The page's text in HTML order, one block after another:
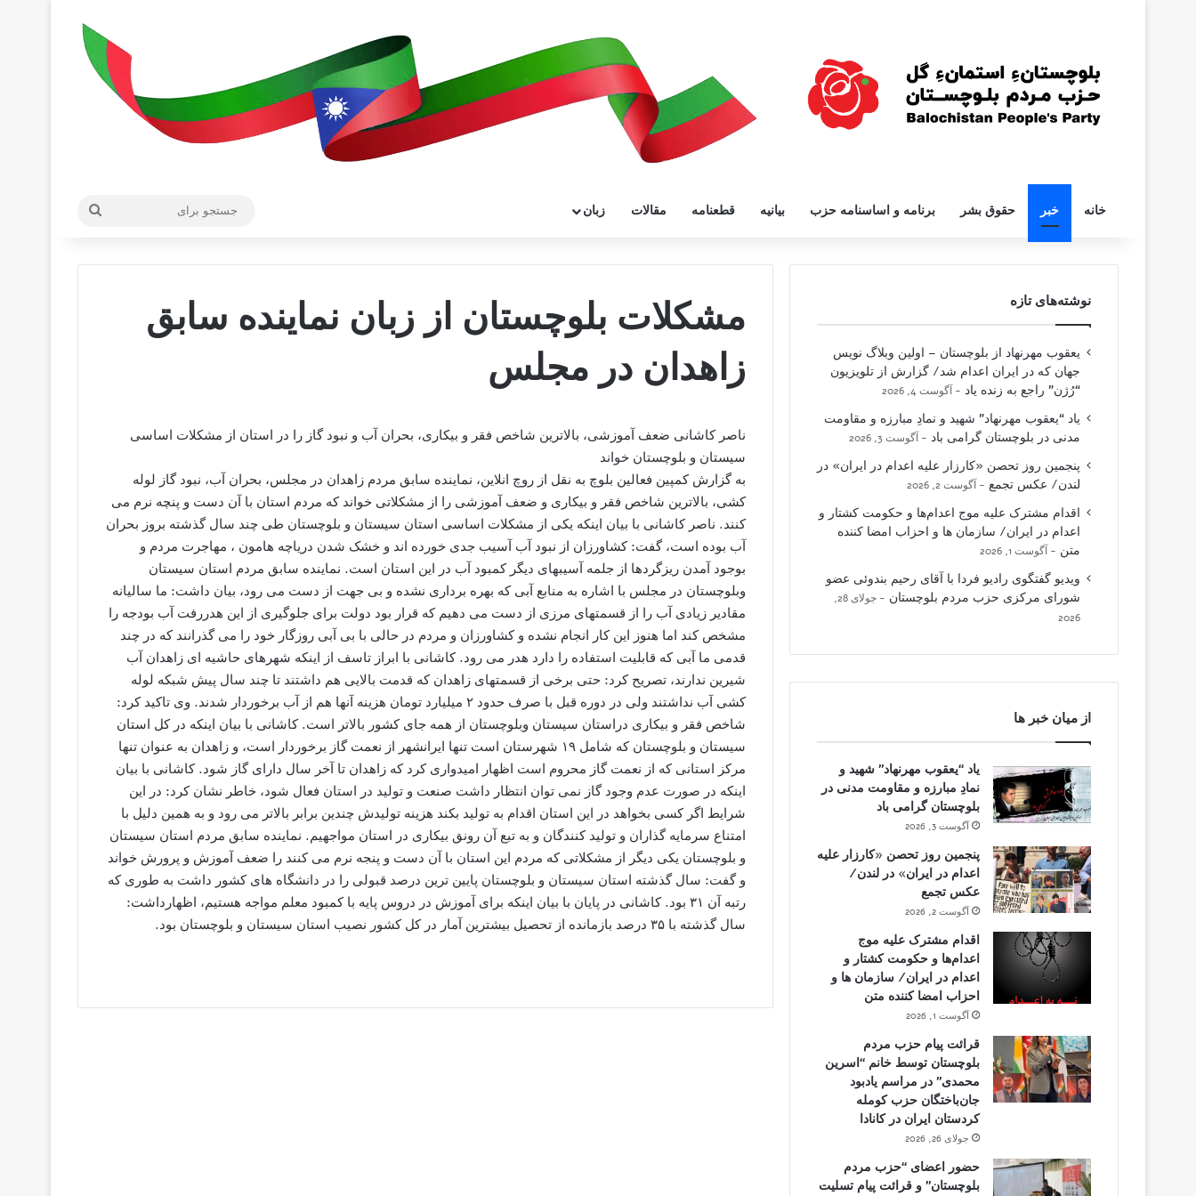
خانه خبر حقوق بشر برنامه و اساسنامه حزب بیانیه قطعنامه مقالات زبان
مشکلات بلوچستان از زبان نماینده سابق
زاهدان در مجلس
ناصر کاشانی ضعف آموزشی، بالاترین شاخص فقر و بیکاری، بحران آب و نبود گاز را در استان از مشکلات اساسی
سیستان و بلوچستان خواند
به گزارش کمپین فعالین بلوچ به نقل از روچ انلاین، نماینده سابق مردم زاهدان در مجلس، بحران آب، نبود گاز لوله
کشی، بالاترین شاخص فقر و بیکاری و ضعف آموزشی را از مشکلاتی خواند که مردم استان با آن دست و پنچه نرم می
کنند. ناصر کاشانی با بیان اینکه یکی از مشکلات اساسی استان سیستان و بلوچستان طی چند سال گذشته بروز بحران
آب بوده است، گفت: کشاورزان از نبود آب آسیب جدی خورده اند و خشک شدن دریاچه هامون ، ‌مهاجرت مردم و
بوجود آمدن ریزگردها از جلمه آسیبهای دیگر کمبود آب در این استان است. نماینده سابق مردم استان سیستان
وبلوچستان در مجلس با اشاره به منابع آبی که بهره برداری نشده و بی جهت از دست می رود، بیان داشت: ما سالیانه
مقادیر زیادی آب را از قسمتهای مرزی از دست می دهیم که قرار بود دولت برای جلوگیری از این هدررفت آب بودجه را
مشخص کند اما هنوز این کار انجام نشده و کشاورزان و مردم در حالی با بی آبی روزگار خود را می گذرانند که در چند
قدمی ما آبی که قابلیت استفاده را دارد هدر می رود. کاشانی با ابراز تاسف از اینکه شهرهای حاشیه ای زاهدان آب
شیرین ندارند، تصریح کرد: حتی برخی از قسمتهای زاهدان که قدمت بالایی هم داشتند تا چند سال پیش شبکه لوله
کشی آب نداشتند ولی در دوره قبل با صرف حدود ۲ میلیارد تومان هزینه آنها هم از آب برخوردار شدند. وی تاکید کرد:
شاخص فقر و بیکاری دراستان سیستان وبلوچستان از همه جای کشور بالاتر است. کاشانی با بیان اینکه در کل استان
سیستان و بلوچستان که شامل ۱۹ شهرستان است تنها ایرانشهر از نعمت گاز برخوردار است، و زاهدان به عنوان تنها
مرکز استانی که از نعمت گاز محروم است اظهار امیدواری کرد که زاهدان تا آخر سال دارای گاز شود. کاشانی با بیان
اینکه در صورت عدم وجود گاز نمی توان انتظار داشت صنعت و تولید در استان فعال شود، خاطر نشان کرد: در این
شرایط اگر کسی بخواهد در این استان اقدام به تولید بکند هزینه تولیدش چندین برابر بالاتر می رود و به همین دلیل با
امتناع سرمایه گذاران و تولید کنندگان و به تبع آن رونق بیکاری در استان مواجهیم. نماینده سابق مردم استان سیستان
و بلوچستان یکی دیگر از مشکلاتی که مردم این استان با آن دست و پنجه نرم می کنند را ضعف آموزش و پرورش خواند
و گفت: سال گذشته استان سیستان و بلوچستان پایین ترین درصد قبولی را در دانشگاه های کشور داشت به طوری که
رتبه آن ۳۱ بود. کاشانی در پایان با بیان اینکه برای آموزش در دروس پایه با کمبود معلم مواجه هستیم، اظهارداشت:
سال گذشته با ۳۵ درصد بازمانده از تحصیل بیشترین آمار در کل کشور نصیب استان سیستان و بلوچستان بود.
نوشته‌های تازه
یعقوب مهرنهاد از بلوچستان – اولین وبلاگ نویس
جهان که در ایران اعدام شد/ گزارش از تلویزیون
“رُژن” راجع به زنده یاد
آگوست 4, 2026
یاد “یعقوب مهرنهاد” شهید و نمادِ مبارزه و مقاومت
مدنی در بلوچستان گرامی باد
آگوست 3, 2026
پنجمین روز تحصن «کارزار علیه اعدام در ایران» در
لندن/ عکس تجمع
آگوست 2, 2026
اقدام مشترک علیه موج اعدام‌ها و حکومت کشتار و
اعدام در ایران/ سازمان ها و احزاب امضا کننده
متن
آگوست 1, 2026
ویدیو گفتگوی رادیو فردا با آقای رحیم بندوئی عضو
شورای مرکزی حزب مردم بلوچستان
جولای 28,
2026
از میان خبر ها
یاد “یعقوب مهرنهاد” شهید و
نمادِ مبارزه و مقاومت مدنی در
بلوچستان گرامی باد
آگوست 3, 2026
پنجمین روز تحصن «کارزار علیه
اعدام در ایران» در لندن/
عکس تجمع
آگوست 2, 2026
اقدام مشترک علیه موج
اعدام‌ها و حکومت کشتار و
اعدام در ایران/ سازمان ها و
احزاب امضا کننده متن
آگوست 1, 2026
قرائت پیام حزب مردم
بلوچستان توسط خانم “اسرین
محمدی” در مراسم یادبود
جان‌باختگان حزب کومله
کردستان ایران در کانادا
جولای 26, 2026
حضور اعضای “حزب مردم
بلوچستان” و قرائت پیام تسلیت